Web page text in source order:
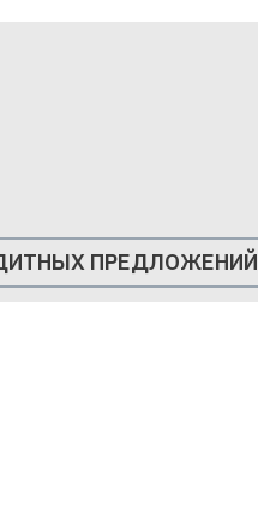
ПРЕДЛОЖЕНИЙ